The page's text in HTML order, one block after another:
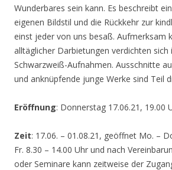
Wunderbares sein kann. Es beschreibt
eigenen Bildstil und die Rückkehr zur
einst jeder von uns besaß. Aufmerksam
alltäglicher Darbietungen verdichten sich
Schwarzweiß-Aufnahmen. Ausschnitte
und anknüpfende junge Werke sind Teil
Eröffnung: Donnerstag 17.06.21, 19.00
Zeit: 17.06. – 01.08.21, geöffnet Mo. –
Fr. 8.30 – 14.00 Uhr und nach
oder Seminare kann zeitweise der